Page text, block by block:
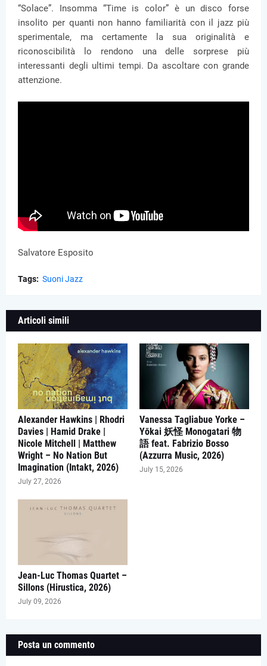
“Solace”. Insomma “Time is color” è un disco forse
insolito per quanti non hanno familiarità con il jazz più
sperimentale, ma certamente la sua originalità e
riconoscibilità lo rendono una delle sorprese più
interessanti degli ultimi tempi. Da ascoltare con grande
attenzione.
Salvatore Esposito
Tags: Suoni Jazz
Articoli simili
Alexander Hawkins | Rhodri
Davies | Hamid Drake |
Nicole Mitchell | Matthew
Wright – No Nation But
Imagination (Intakt, 2026)
July 27, 2026
Vanessa Tagliabue Yorke –
Yōkai 妖怪 Monogatari 物
語 feat. Fabrizio Bosso
(Azzurra Music, 2026)
July 15, 2026
Jean-Luc Thomas Quartet –
Sillons (Hirustica, 2026)
July 09, 2026
Posta un commento